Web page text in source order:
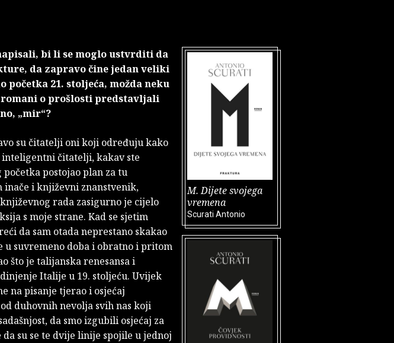
M. Dijete svojega
vremena
Scurati Antonio
bi li se moglo ustvrditi da
da zapravo čine jedan veliki
početka 21. stoljeća, možda neku
romani o prošlosti predstavljali
„mir“?
su čitatelji oni koji određuju kako
čitatelji, kakav ste
postojao plan za tu
inače i književni znanstvenik,
rada zasigurno je cijelo
s moje strane. Kad se sjetim
da sam otada neprestano skakao
u suvremeno doba i obratno i pritom
što je talijanska renesansa i
Italije u 19. stoljeću. Uvijek
na pisanje tjerao i osjećaj
duhovnih nevolja svih nas koji
da smo izgubili osjećaj za
su se te dvije linije spojile u jednoj